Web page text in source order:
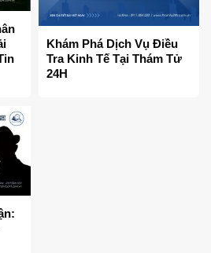
Khám Phá Dịch Vụ Điều
Tra Kinh Tế Tại Thám Tử
24H